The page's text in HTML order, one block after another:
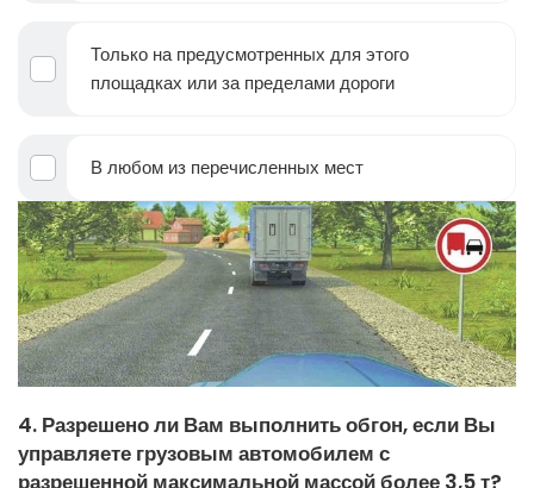
Только на предусмотренных для этого
площадках или за пределами дороги
В любом из перечисленных мест
4. Разрешено ли Вам выполнить обгон, если Вы
управляете грузовым автомобилем с
разрешенной максимальной массой более 3,5 т?